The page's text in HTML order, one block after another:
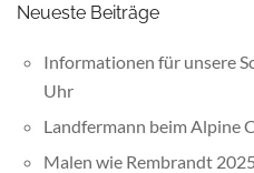
Neueste Beiträge
Informationen für unsere
Uhr
Landfermann beim Alpine
Malen wie Rembrandt